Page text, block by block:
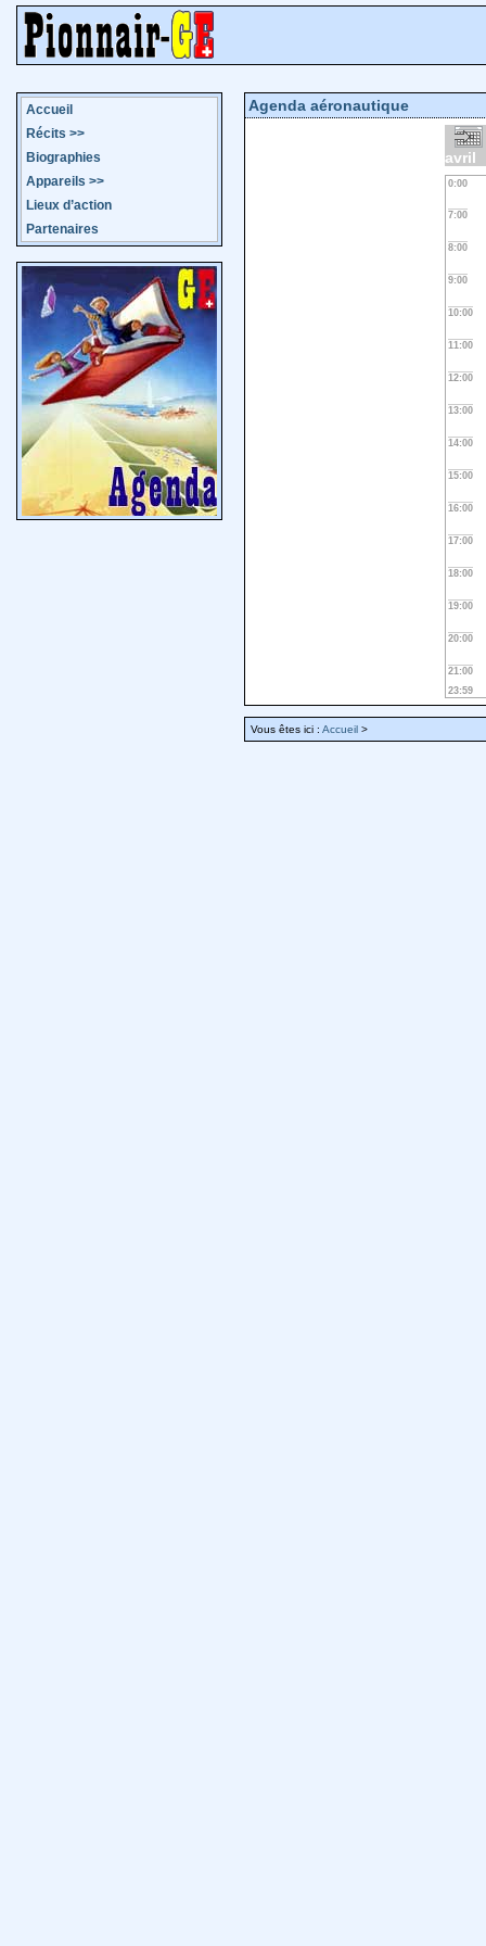
Accueil
Récits >>
Biographies
Appareils >>
Lieux d’action
Partenaires
Agenda aéronautique
avril
0:00
7:00
8:00
9:00
10:00
11:00
12:00
13:00
14:00
15:00
16:00
17:00
18:00
19:00
20:00
21:00
23:59
Vous êtes ici : Accueil >